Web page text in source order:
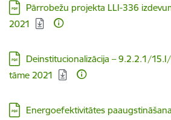
Lejupielādēt:
Pārrobežu projekta LLI-336
2021
Lejupielādēt:
Deinstitucionalizācija – 9.2.2.1/15.I/
tāme 2021
Lejupielādēt:
Energoefektivitātes